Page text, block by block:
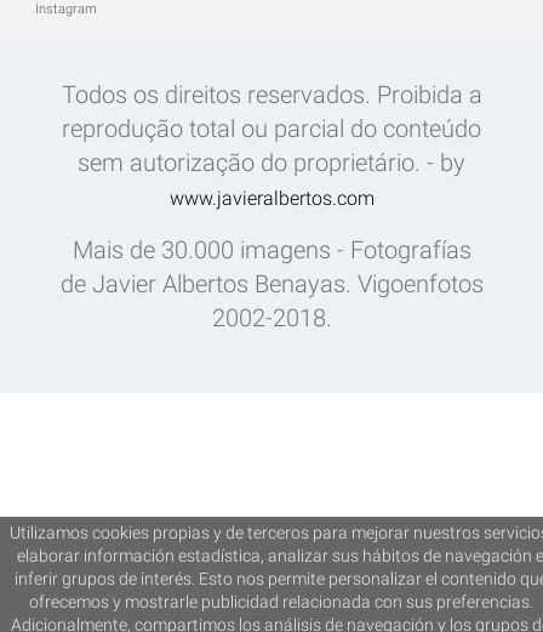
Instagram
Todos os direitos reservados. Proibida a
reprodução total ou parcial do conteúdo
sem autorização do proprietário. - by
www.javieralbertos.com
Mais de 30.000 imagens - Fotografías
de Javier Albertos Benayas. Vigoenfotos
2002-2018.
Utilizamos cookies propias y de terceros para mejorar nuestros
elaborar información estadística, analizar sus hábitos de navegación e
inferir grupos de interés. Esto nos permite personalizar el contenido
ofrecemos y mostrarle publicidad relacionada con sus preferencias.
Adicionalmente, compartimos los análisis de navegación y los grupos